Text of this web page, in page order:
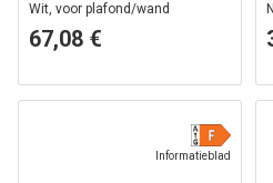
Wit, voor plafond/wand
67,08 €
Informatieblad